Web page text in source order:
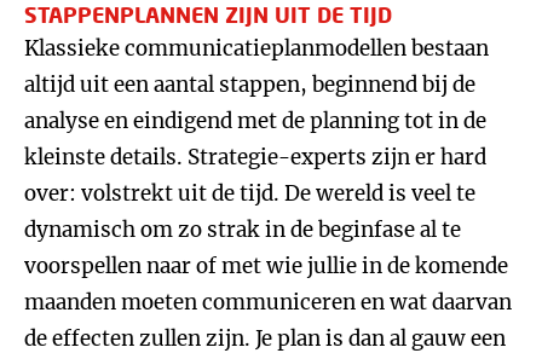
STAPPENPLANNEN ZIJN UIT DE TIJD
Klassieke communicatieplanmodellen bestaan
altijd uit een aantal stappen, beginnend bij de
analyse en eindigend met de planning tot in de
kleinste details. Strategie-experts zijn er hard
over: volstrekt uit de tijd. De wereld is veel te
dynamisch om zo strak in de beginfase al te
voorspellen naar of met wie jullie in de komende
maanden moeten communiceren en wat daarvan
de effecten zullen zijn. Je plan is dan al gauw een